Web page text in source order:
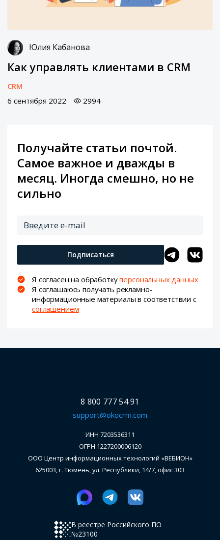
Юлия Кабанова
Как управлять клиентами в CRM
CRM
6 сентября 2022
2994
Получайте статьи почтой.
Самое важное и дважды в
месяц. Иногда смешно, но не
сильно
Подписаться
Я согласен на обработкуперсональных данных
Я соглашаюсь получать рекламно-
информационные материалы в соответствии с
соглашением
8 800 777 54 91
support@okocrm.com
ИНН 7203536311
ОГРН 1227200006120
ООО Центр информационных технологий «ВЕБИОН»
625003, г. Тюмень, ул. Республики, 14/7, офис 303
В реестре Российского ПО
№23100